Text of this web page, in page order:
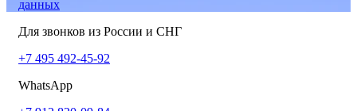
данных
Для звонков из России и СНГ
+7 495 492-45-92
WhatsApp